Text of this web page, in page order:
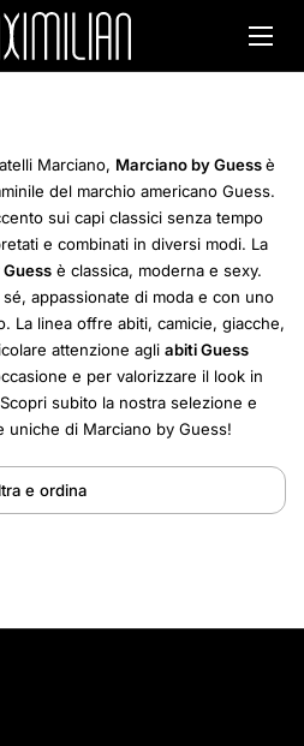
Apri
Marciano, Marciano by Guessè
del marchio americano Guess.
sui capi classici senza tempo
e combinati in diversi modi. La
è classica, moderna e sexy.
appassionate di moda e con uno
La linea offre abiti, camicie, giacche,
attenzione agli abiti Guess
e per valorizzare il look in
subito la nostra selezione e
uniche di Marciano by Guess!
e ordina